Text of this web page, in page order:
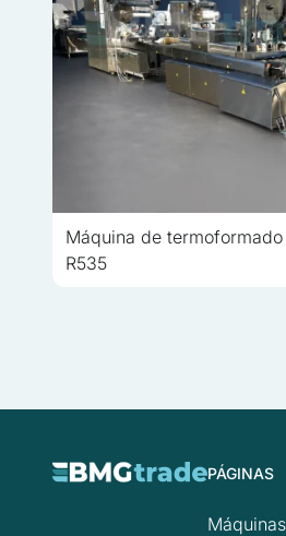
Máquina de
R535
PÁGINAS
Máquinas